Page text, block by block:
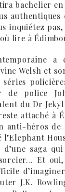
bachelier
authentiques
inquiétez
lire à
a
Welsh et
séries
de police
du Dr
attaché à
anti-héros
d’une saga
Et
d’imaginer
J.K.